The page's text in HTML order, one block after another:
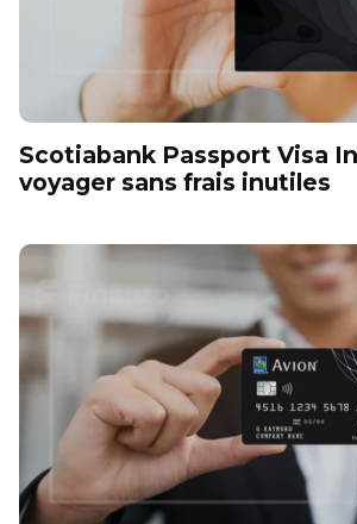
Scotiabank Passport Visa
voyager sans frais inutiles